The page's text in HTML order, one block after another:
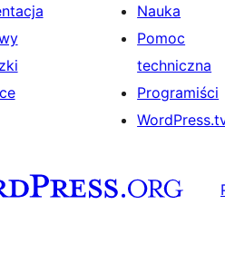
Nauka
Pomoc
techniczna
Programiści